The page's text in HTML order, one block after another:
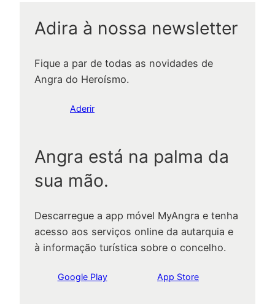
Adira à nossa newsletter
Fique a par de todas as novidades de
Angra do Heroísmo.
Aderir
Angra está na palma da
sua mão.
Descarregue a app móvel MyAngra e tenha
acesso aos serviços online da autarquia e
à informação turística sobre o concelho.
Google Play App Store